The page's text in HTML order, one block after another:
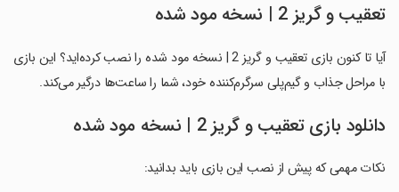
تعقیب و گریز 2 | نسخه مود شده
آیا تا کنون بازی تعقیب و گریز 2 | نسخه مود شده را نصب کرده‌اید؟ این بازی
با مراحل جذاب و گیم‌پلی سرگرم‌کننده خود، شما را ساعت‌ها درگیر می‌کند.
دانلود بازی تعقیب و گریز 2 | نسخه مود شده
نکات مهمی که پیش از نصب این بازی باید بدانید: